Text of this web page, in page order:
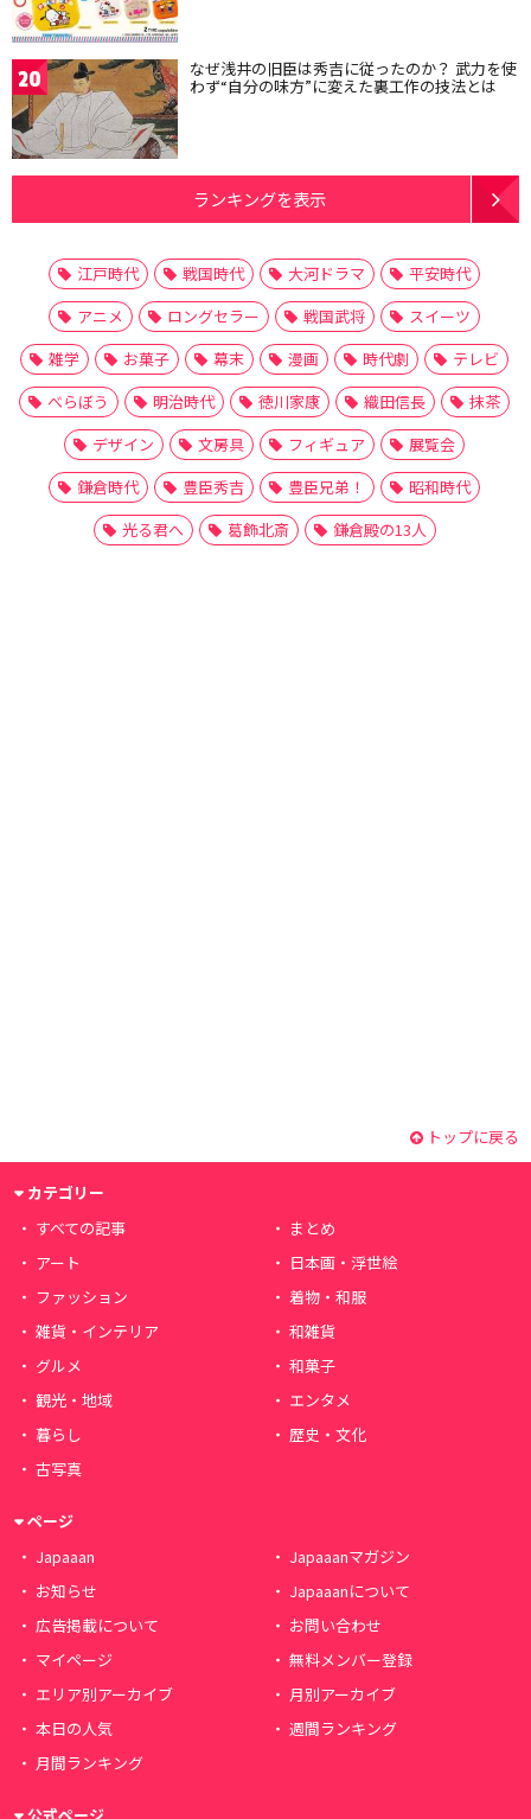
20 なぜ浅井の旧臣は秀吉に従ったのか？ 武力を使
わず“自分の味方”に変えた裏工作の技法とは
ランキングを表示
江戸時代 戦国時代 大河ドラマ
平安時代
アニメ
ロングセラー 戦国武将
スイーツ
雑学
お菓子 幕末 漫画 時代劇
テレビ
べらぼう
明治時代 徳川家康 織田信長
抹茶
デザイン
文房具 フィギュア
展覧会
鎌倉時代
豊臣秀吉 豊臣兄弟！
昭和時代
光る君へ
葛飾北斎 鎌倉殿の13人
トップに戻る
カテゴリー
すべての記事
まとめ
アート
日本画・浮世絵
ファッション
着物・和服
雑貨・インテリア
和雑貨
グルメ
和菓子
観光・地域
エンタメ
暮らし
歴史・文化
古写真
ページ
Japaaan
Japaaanマガジン
お知らせ
Japaaanについて
広告掲載について
お問い合わせ
マイページ
無料メンバー登録
エリア別アーカイブ
月別アーカイブ
本日の人気
週間ランキング
月間ランキング
公式ページ